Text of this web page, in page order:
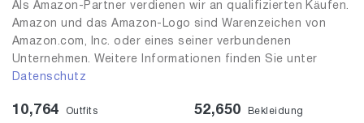
Als Amazon-Partner verdienen wir an qualifizierten Käufen.
Amazon und das Amazon-Logo sind Warenzeichen von
Amazon.com, Inc. oder eines seiner verbundenen
Unternehmen. Weitere Informationen finden Sie unter
Datenschutz
10,764 Outfits 52,650 Bekleidung